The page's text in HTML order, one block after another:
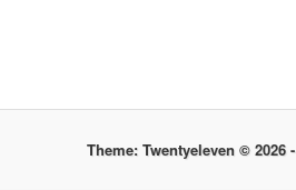
Theme: Twentyeleven © 2026 -